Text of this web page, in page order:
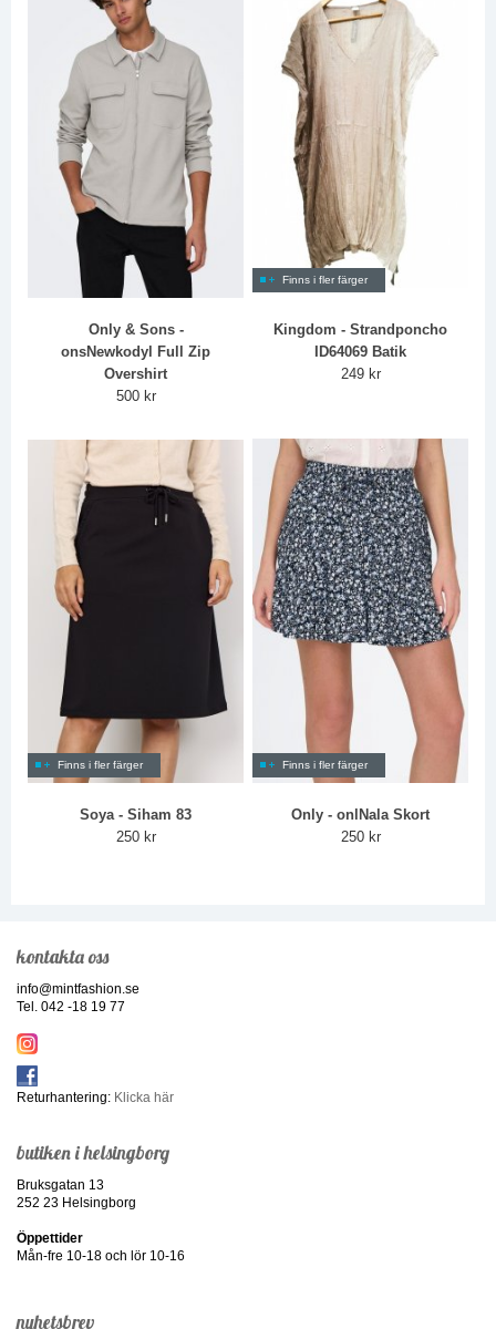
Only & Sons -
onsNewkodyl Full Zip
Overshirt
500 kr
Finns i fler färger
Kingdom - Strandponcho
ID64069 Batik
249 kr
Finns i fler färger
Soya - Siham 83
250 kr
Finns i fler färger
Only - onlNala Skort
250 kr
kontakta oss
info@mintfashion.se
Tel. 042 -18 19 77
Returhantering: Klicka här
butiken i helsingborg
Bruksgatan 13
252 23 Helsingborg
Öppettider
Mån-fre 10-18 och lör 10-16
nyhetsbrev